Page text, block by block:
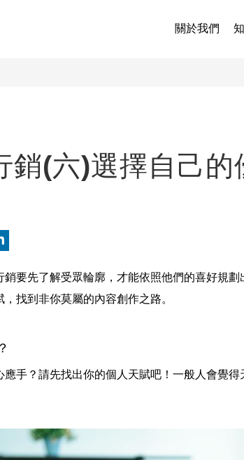
關於我們
銷(六)選擇自己
要先了解受眾輪廓，才能依照他們的喜好規
找到非你莫屬的內容創作之路。
手？請先找出你的個人天賦吧！一般人會覺